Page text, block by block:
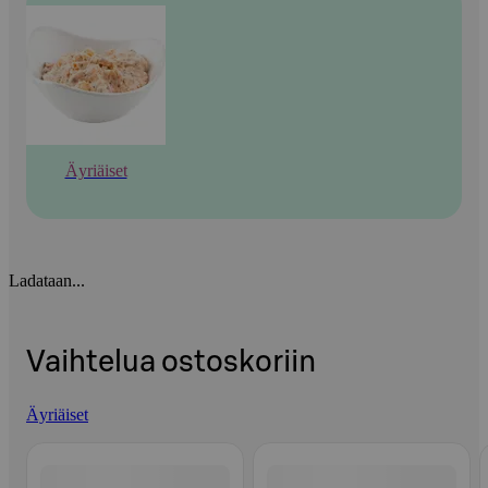
Äyriäiset
Ladataan...
Vaihtelua ostoskoriin
Äyriäiset